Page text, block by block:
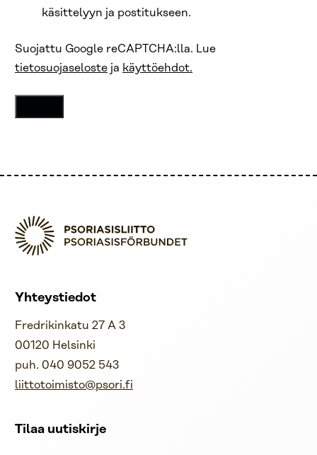
käsittelyyn ja postitukseen.
Suojattu Google reCAPTCHA:lla. Lue
tietosuojaseloste ja käyttöehdot.
Yhteystiedot
Fredrikinkatu 27 A 3
00120 Helsinki
puh. 040 9052 543
liittotoimisto@psori.fi
Tilaa uutiskirje